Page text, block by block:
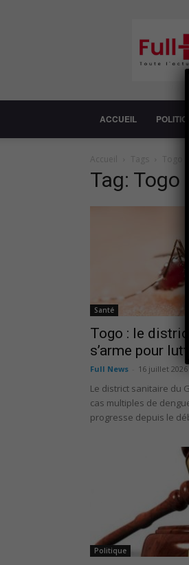
ACCUEIL
Accueil Tags Togo
Tag: Togo
Santé
Togo : le
s’arme pour
Full News 16 juillet 2026
Le district sanitaire du
cas multiples de
progresse depuis le
Politique